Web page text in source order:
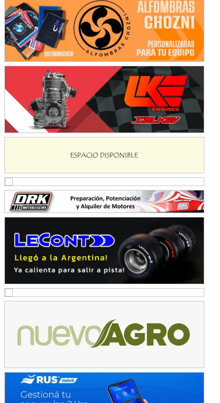
Ramiro Tot (Asfalto)
Baradero (Buenos Aires)
KDO - F6
Ciudad de Trenque Lauquen (Asfalto)
Trenque Lauquen (Buenos Aires)
ENTRERRIANO - F6 (POSTERGADA)
Parque de la Velocidad (Asfalto)
Villaguay (Entre Ríos)
VICTORIENSE - F7
El Cerro (Tierra)
Victoria (Entre Ríos)
Moto Club Reginense (Tierra)
CSK - F7
Juventud Unida (Tierra)
Humboldt (Santa Fe)
Ciudad de Avellaneda (Asfalto)
Avellaneda (Santa Fe)
SUR SANTAFESINO - F4
José Samuel Sánchez (Tierra)
TUCUMANO - F5